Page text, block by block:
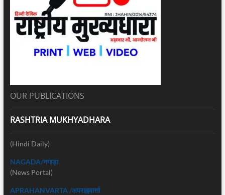
OUR PUBLICATIONS
RASHTRIA MUKHYADHARA
(Hindi Daily)
NAGADA/नगाड़ा
(News Portal)
APRAHANVARTA /अपराह्नवार्त्ता